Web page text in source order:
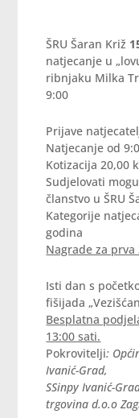
ŠRU Šaran Križ
natjecanje u
ribnjaku Milka
9:00
Prijave
Natjecanje od
Kotizacija 20,00
Sudjelovati
članstvo u ŠRU
Kategorije
godina
Nagrade za
Isti dan s
fišijada
Besplatna
13:00 sati.
Pokrovitelji:
Ivanić-Grad,
SSinpy Ivanić-
trgovina d.o.o